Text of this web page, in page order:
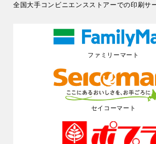
全国大手コンビニエンスストアーでの印刷サ
ファミリーマート
セイコーマート